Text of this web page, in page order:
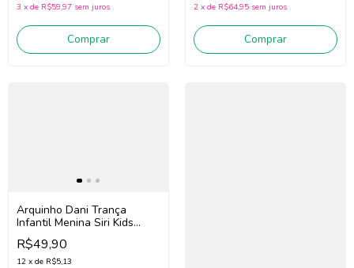
3 x de R$59,97 sem juros
Comprar
2 x de R$64,95 sem juros
Comprar
Arquinho Dani Trança
Infantil Menina Siri Kids
Lavanda 43767 (Lilás)
R$49,90
12 x de R$5,13